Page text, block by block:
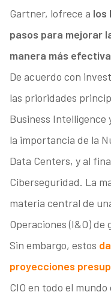
Gartner, lofrece a los
pasos para mejorar
manera más
De acuerdo con
las prioridades
Business Intelligence
la importancia de la
Data Centers, y al
Ciberseguridad. La
materia central de
Operaciones (I&O) de
Sin embargo, estos
proyecciones
CIO en todo el